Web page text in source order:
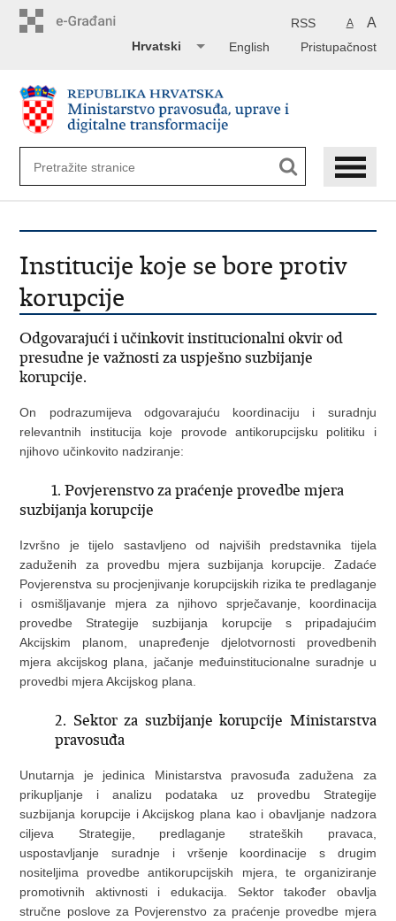
A A
RSS
Pristupačnost
English
Hrvatski
Institucije koje se bore protiv
korupcije
Odgovarajući i učinkovit institucionalni okvir od
presudne je važnosti za uspješno suzbijanje
korupcije.
On podrazumijeva odgovarajuću koordinaciju i suradnju
relevantnih institucija koje provode antikorupcijsku politiku i
njihovo učinkovito nadziranje:
1. Povjerenstvo za praćenje provedbe mjera
suzbijanja korupcije
Izvršno je tijelo sastavljeno od najviših predstavnika tijela
zaduženih za provedbu mjera suzbijanja korupcije. Zadaće
Povjerenstva su procjenjivanje korupcijskih rizika te predlaganje
i osmišljavanje mjera za njihovo sprječavanje, koordinacija
provedbe Strategije suzbijanja korupcije s pripadajućim
Akcijskim planom, unapređenje djelotvornosti provedbenih
mjera akcijskog plana, jačanje međuinstitucionalne suradnje u
provedbi mjera Akcijskog plana.
2. Sektor za suzbijanje korupcije Ministarstva
pravosuđa
Unutarnja je jedinica Ministarstva pravosuđa zadužena za
prikupljanje i analizu podataka uz provedbu Strategije
suzbijanja korupcije i Akcijskog plana kao i obavljanje nadzora
ciljeva Strategije, predlaganje strateških pravaca,
uspostavljanje suradnje i vršenje koordinacije s drugim
nositeljima provedbe antikorupcijskih mjera, te organiziranje
promotivnih aktivnosti i edukacija. Sektor također obavlja
stručne poslove za Povjerenstvo za praćenje provedbe mjera